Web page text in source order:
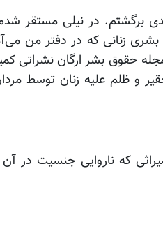
برگشتم. در نیلی مستقر
زنانی که در دفتر من
حقوق بشر ارگان نشراتی
و ظلم علیه زنان توسط
که ناروایی جنسیت در